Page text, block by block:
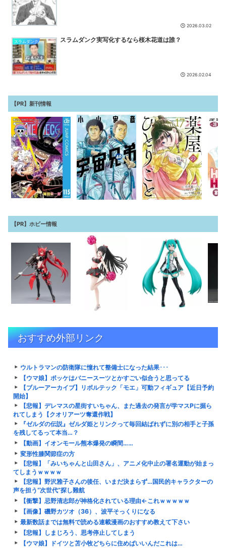
2026.03.02
スラムダンク スラムダンク実写化するなら桜木花道は誰？
2026.02.04
【PR】新刊情報
【PR】ホビー情報
おすすめ外部リンク
ウルトラマンの防衛隊に憧れて整備士になった結果･･･
【ウマ娘】ポッケはバニースーツとかすごい似合うと思ってる
【ブルーアーカイブ】リボルテック「モエ」可動フィギュア【近日予約
開始】
【悲報】デレマスの星街すいちゃん、また過去の発言が学マスPに掘ら
れてしまう【クオリアーツ奪還作戦】
『ゼルダの伝説』ゼルダ姫とリンクって毎回結ばれずに別の相手と子孫
を残してるって本当…？
【動画】イオンモール熊本爆発の瞬間……
変形性膝関節症の方
【悲報】「みいちゃんと山田さん」、アニメ化中止の署名運動が始まっ
てしまうｗｗｗｗ
【悲報】野沢雅子さんの後任、いまだ決まらず…国民的キャラクターの
声を担う“次世代”探し難航
【衝撃】忌野清志郎が神格化されている理由←これｗｗｗｗｗ
【画像】磯野カツオ（36）、波平そっくりになる
最新数話までは無料で読める連載漫画のおすすめ教えて下さい
【悲報】しまじろう、思考停止してしまう
【ウマ娘】ドイツと苫小牧どちらに住めばいいんだこれは…